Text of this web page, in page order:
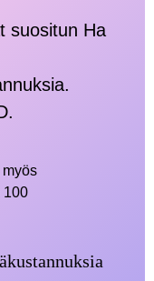
suositun Ha
100